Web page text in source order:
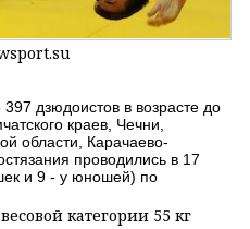
дзюдоистов в возрасте до
краев, Чечни,
области, Карачаево-
проводились в 17
и 9 - у юношей) по
категории 55 кг